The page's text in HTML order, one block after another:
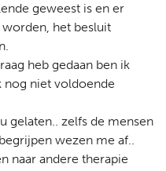
geweest is en er
het besluit
heb gedaan ben ik
nog niet voldoende
gelaten.. zelfs de mensen
wezen me af..
naar andere therapie